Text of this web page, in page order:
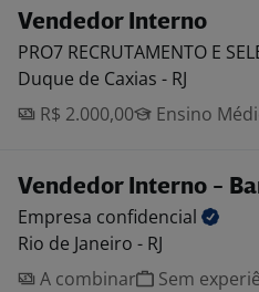
Vendedor Interno
PRO7 RECRUTAMENTO E
Duque de Caxias - RJ
R$ 2.000,00
Ensino
Vendedor Interno -
Empresa confidencial
Rio de Janeiro - RJ
A combinar
Sem